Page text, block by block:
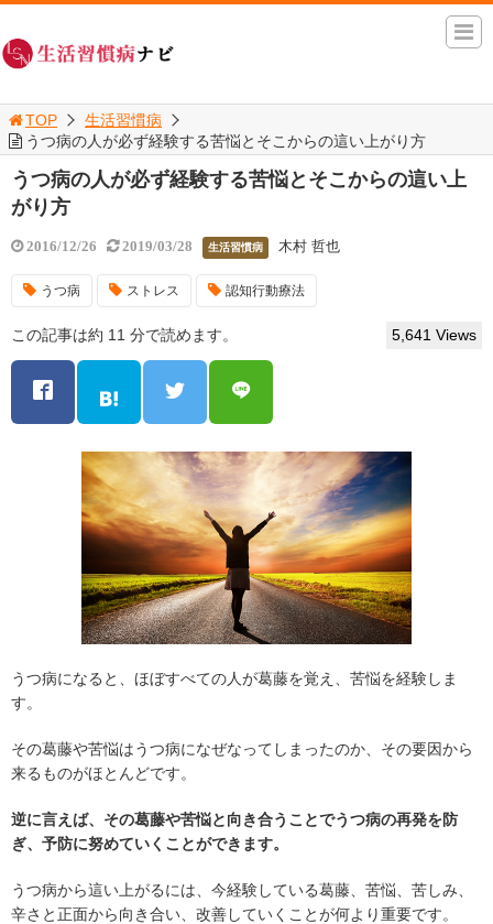
TOP
生活習慣病
うつ病の人が必ず経験する苦悩とそこからの這い上がり方
うつ病の人が必ず経験する苦悩とそこからの這い上
がり方
2016/12/26 2019/03/28 生活習慣病 木村 哲也
うつ病 ストレス 認知行動療法
この記事は約 11 分で読めます。 5,641 Views
うつ病になると、ほぼすべての人が葛藤を覚え、苦悩を経験しま
す。
その葛藤や苦悩はうつ病になぜなってしまったのか、その要因から
来るものがほとんどです。
逆に言えば、その葛藤や苦悩と向き合うことでうつ病の再発を防
ぎ、予防に努めていくことができます。
うつ病から這い上がるには、今経験している葛藤、苦悩、苦しみ、
辛さと正面から向き合い、改善していくことが何より重要です。